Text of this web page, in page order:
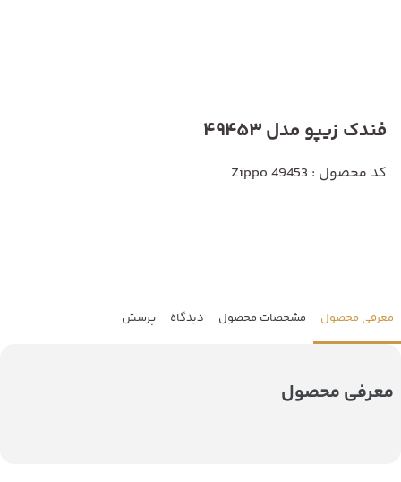
فندک زیپو مدل 49453
کد محصول : Zippo 49453
معرفی محصول مشخصات محصول دیدگاه پرسش
معرفی محصول